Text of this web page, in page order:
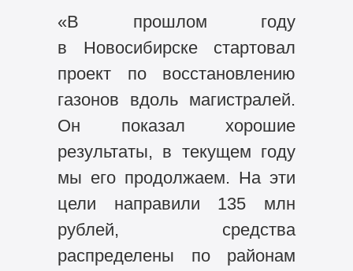
«В прошлом году
в Новосибирске стартовал
проект по восстановлению
газонов вдоль магистралей.
Он показал хорошие
результаты, в текущем году
мы его продолжаем. На эти
цели направили 135 млн
рублей, средства
распределены по районам